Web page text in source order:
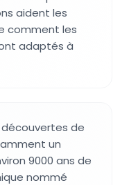
aident les
comment les
adaptés à
de
un
9000 ans de
nommé